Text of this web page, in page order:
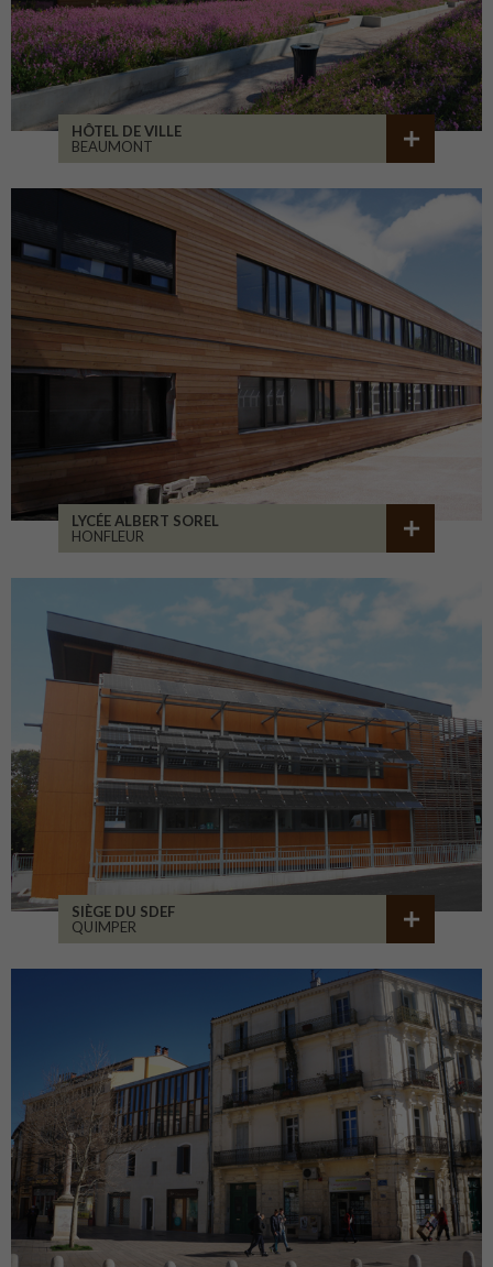
HÔTEL DE VILLE
BEAUMONT
LYCÉE ALBERT SOREL
HONFLEUR
SIÈGE DU SDEF
QUIMPER